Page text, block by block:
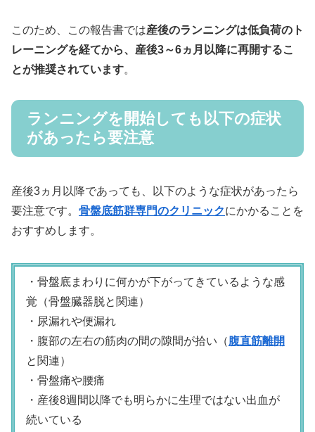
このため、この報告書では産後のランニングは低負荷のト
レーニングを経てから、産後3～6ヵ月以降に再開するこ
とが推奨されています。
ランニングを開始しても以下の症状
があったら要注意
産後3ヵ月以降であっても、以下のような症状があったら
要注意です。 骨盤底筋群専門のクリニックにかかることを
おすすめします。
・骨盤底まわりに何かが下がってきているような感
覚（骨盤臓器脱と関連）
・尿漏れや便漏れ
・腹部の左右の筋肉の間の隙間が拾い（腹直筋離開
と関連）
・骨盤痛や腰痛
・産後8週間以降でも明らかに生理ではない出血が
続いている